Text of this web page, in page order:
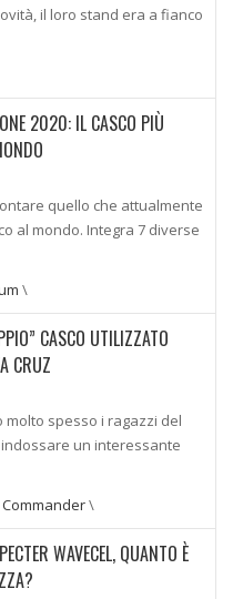
il loro stand era a fianco
2020: IL CASCO PIÙ
quello che attualmente
al mondo. Integra 7 diverse
\
CASCO UTILIZZATO
CRUZ
spesso i ragazzi del
indossare un interessante
Commander\
WAVECEL, QUANTO È